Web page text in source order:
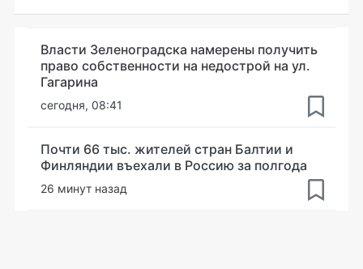
Власти Зеленоградска намерены получить
право собственности на недострой на ул.
Гагарина
сегодня, 08:41
Почти 66 тыс. жителей стран Балтии и
Финляндии въехали в Россию за полгода
26 минут назад